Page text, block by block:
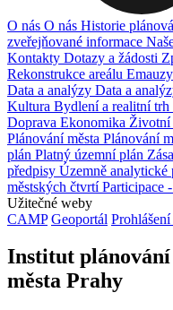
O nás O nás Historie
zveřejňované informace
Kontakty Dotazy a žádosti
Rekonstrukce areálu Emauzy
Data a analýzy Data a
Kultura Bydlení a realitní trh
Doprava Ekonomika Životní
Plánování města Plánování
plán Platný územní plán
předpisy Územně analytické
městských čtvrtíParticipace
Užitečné weby
CAMP Geoportál
Institut
města Prahy